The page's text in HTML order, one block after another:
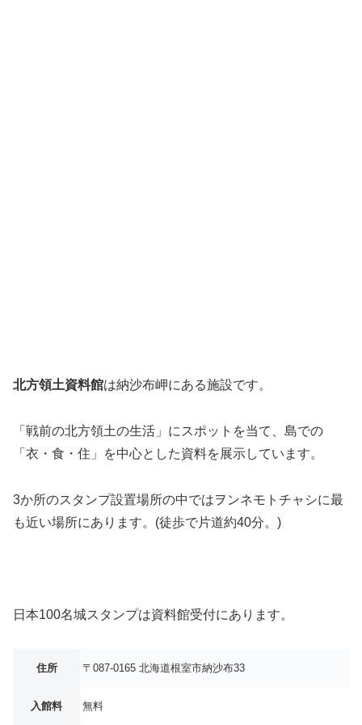
北方領土資料館は納沙布岬にある施設です。
「戦前の北方領土の生活」にスポットを当て、島での
「衣・食・住」を中心とした資料を展示しています。
3か所のスタンプ設置場所の中ではヲンネモトチャシに最
も近い場所にあります。(徒歩で片道約40分。)
日本100名城スタンプは資料館受付にあります。
住所 〒087-0165 北海道根室市納沙布33
入館料 無料